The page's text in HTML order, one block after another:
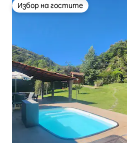
Избор на гостите
Избор на гостите